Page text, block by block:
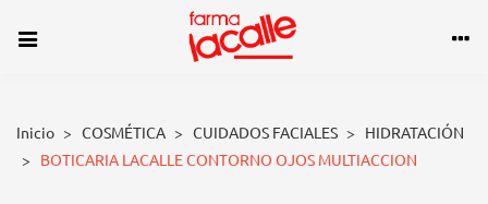
Inicio > COSMÉTICA > CUIDADOS FACIALES >
HIDRATACIÓN
>
BOTICARIA LACALLE CONTORNO OJOS MULTIACCION